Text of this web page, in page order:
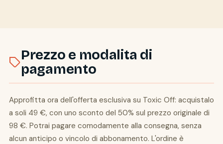
Prezzo e modalita di
pagamento
Approfitta ora dell'offerta esclusiva su Toxic Off: acquistalo
a soli 49 €, con uno sconto del 50% sul prezzo originale di
98 €. Potrai pagare comodamente alla consegna, senza
alcun anticipo o vincolo di abbonamento. L'ordine è